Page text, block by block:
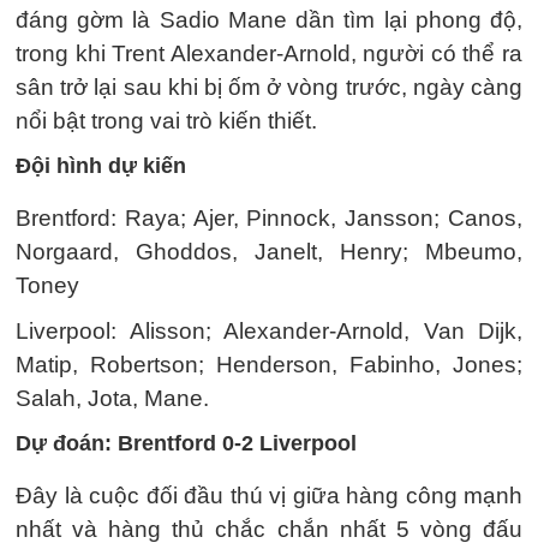
đáng gờm là Sadio Mane dần tìm lại phong độ,
trong khi Trent Alexander-Arnold, người có thể ra
sân trở lại sau khi bị ốm ở vòng trước, ngày càng
nổi bật trong vai trò kiến thiết.
Đội hình dự kiến
Brentford: Raya; Ajer, Pinnock, Jansson; Canos,
Norgaard, Ghoddos, Janelt, Henry; Mbeumo,
Toney
Liverpool: Alisson; Alexander-Arnold, Van Dijk,
Matip, Robertson; Henderson, Fabinho, Jones;
Salah, Jota, Mane.
Dự đoán: Brentford 0-2 Liverpool
Đây là cuộc đối đầu thú vị giữa hàng công mạnh
nhất và hàng thủ chắc chắn nhất 5 vòng đấu